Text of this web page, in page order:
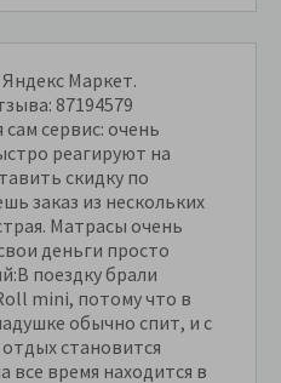
Маркет.
87194579
сервис: очень
реагируют на
скидку по
заказ из нескольких
Матрасы очень
деньги просто
поездку брали
mini, потому что в
обычно спит, и с
становится
все время находится в